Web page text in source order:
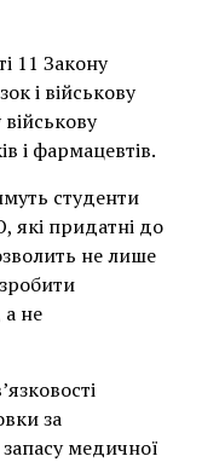
11 Закону
і військову
і фармацевтів.
студенти
які придатні до
не лише
не
за
медичної